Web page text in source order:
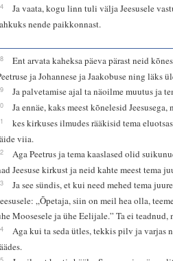
Ja vaata, kogu linn tuli välja Jeesusele
nende paikkonnast.
Ent arvata kaheksa päeva pärast neid
ja Johannese ja Jaakobuse ning läks
Ja palvetamise ajal ta näoilme muutus ja
Ja ennäe, kaks meest kõnelesid
kes kirkuses ilmudes rääkisid tema
viia.
Aga Peetrus ja tema kaaslased olid
Jeesuse kirkust ja neid kahte meest tema
Ja see sündis, et kui need mehed tema
„Õpetaja, siin on meil hea olla,
Moosesele ja ühe Eelijale.” Ta ei teadnud,
Aga kui ta seda ütles, tekkis pilv ja varjas